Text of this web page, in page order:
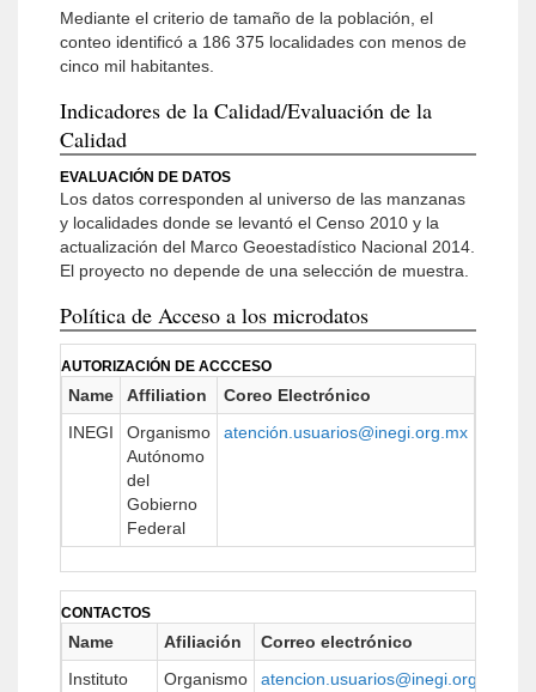
Mediante el criterio de tamaño de la población, el
conteo identificó a 186 375 localidades con menos de
cinco mil habitantes.
Indicadores de la Calidad/Evaluación de la
Calidad
EVALUACIÓN DE DATOS
Los datos corresponden al universo de las manzanas
y localidades donde se levantó el Censo 2010 y la
actualización del Marco Geoestadístico Nacional 2014.
El proyecto no depende de una selección de muestra.
Política de Acceso a los microdatos
AUTORIZACIÓN DE ACCCESO
Name Affiliation Coreo Electrónico
INEGI
Organismo
Autónomo
del
Gobierno
Federal
atención.usuarios@inegi.org.mx
CONTACTOS
Name Afiliación Correo electrónico
Instituto
Organismo
atencion.usuarios@inegi.org.mx